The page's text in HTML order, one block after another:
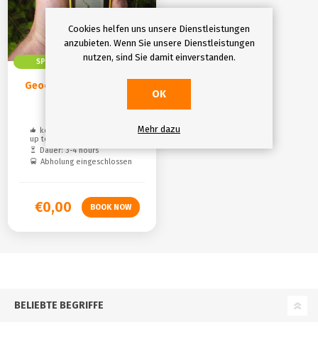
SPIEL
Geocaching
kostenlose Stornierung:
up to 3 weeks
Dauer: 3-4 hours
Abholung eingeschlossen
€0,00
BELIEBTE BEGRIFFE
Cookies helfen uns unsere Dienstleistungen
anzubieten. Wenn Sie unsere Dienstleistungen
nutzen, sind Sie damit einverstanden.
OK
Mehr dazu